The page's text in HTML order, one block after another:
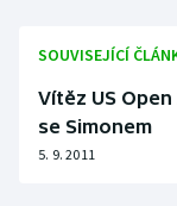
SOUVISEJÍCÍ
Vítěz US
se Simonem
5. 9. 2011